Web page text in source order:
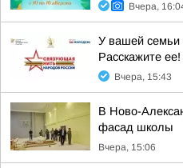
Вчера,
У вашей семьи
Расскажите ее!
Вчера, 15:43
В Ново-
фасад школы
Вчера, 15:06